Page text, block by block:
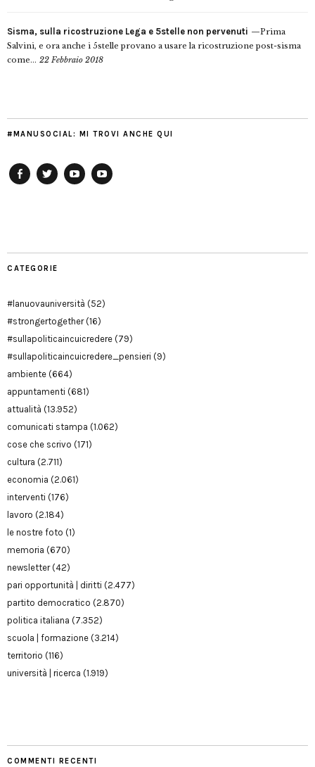
Sisma, sulla ricostruzione Lega e 5stelle non pervenuti
Prima
Salvini, e ora anche i 5stelle provano a usare la ricostruzione post-sisma
come... 22 Febbraio 2018
#MANUSOCIAL: MI TROVI ANCHE QUI
CATEGORIE
#lanuovauniversità (52)
#strongertogether(16)
#sullapoliticaincuicredere (79)
#sullapoliticaincuicredere_pensieri (9)
ambiente (664)
appuntamenti (681)
attualità (13.952)
comunicati stampa (1.062)
cose che scrivo (171)
cultura (2.711)
economia (2.061)
interventi (176)
lavoro (2.184)
le nostre foto (1)
memoria (670)
newsletter(42)
pari opportunità | diritti (2.477)
partito democratico (2.870)
politica italiana (7.352)
scuola | formazione (3.214)
territorio (116)
università | ricerca (1.919)
COMMENTI RECENTI